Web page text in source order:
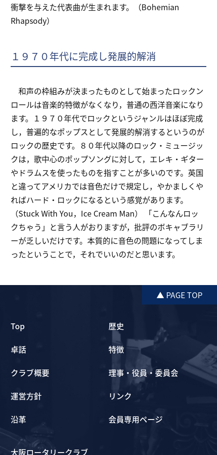
衝撃を与えた代表曲が生まれます。（Bohemian
Rhapsody）
１９７０年代に完成し発展的解消
和声の枠組みが決まったものとして始まったロックン
ロールは音楽的特徴がなくなり，普通の西洋音楽になり
ます。１９７０年代でロックというジャンルはほぼ完成
し，普遍的なポップスとして発展的解消するというのが
ロックの歴史です。８０年代以降のロック・ミュージッ
クは，歌中心のポップソングに対して，エレキ・ギター
やドラムスを使ったものを指すことが多いのです。英国
と違ってアメリカでは音色だけで規定し，やかましくや
ればハード・ロックになるという感覚があります。
（Stuck With You，Ice Cream Man） 「こんなんロッ
クちゃう」と言う人がおりますが，批評のボキャブラリ
ーが乏しいだけです。本質的に音色の問題になってしま
ったということで，それでいいのだと思います。
▲ PAGE TOP
Top
卓話
クラブ概要
運営方針
沿革
歴史
特徴
理事・役員・委員会
リンク
会員専用ページ
大阪ロータリークラブ